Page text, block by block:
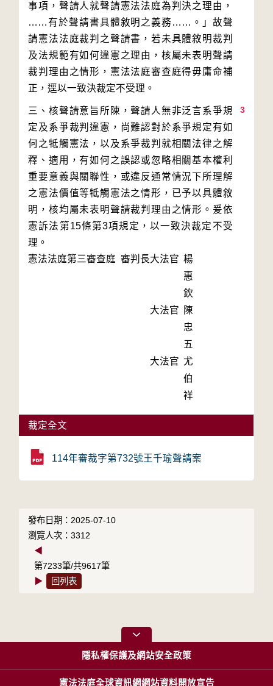
事項，聲請人就聲請憲法法庭為判決之理由，
……有於聲請書具體敘明之義務……。」故聲
請憲法法庭裁判之聲請書，若未具體敘明裁判
及法規範有如何違憲之理由，核屬未表明聲請
裁判理由之情形，憲法法庭審查庭得毋庸命補
3
三、核聲請意旨所陳，聲請人無非泛言系爭規
定及系爭裁判違憲，尚難認對於系爭規定有如
何之牴觸憲法，以及系爭裁判就相關法律之解
釋、適用，有如何之誤認或忽略相關基本權利
重要意義與關聯性，或違反通常情況下所理解
之憲法價值等牴觸憲法之情形，已予以具體敘
明，核均屬未表明聲請裁判理由之情形。爰依
憲訴法第15條第3項規定，以一致決裁定不受
理。
憲法法庭第三審查庭 審判長大法官 楊
惠
欽
大法官
陳
忠
五
大法官 尤
伯
祥
裁定全文
114年審裁字第732號王千瑜聲請案
發布日期：2025-07-10
瀏覽人次：3312
◀
第7233筆/共9617筆
▶
回列表
隱私權保護及網站安全政策
憲法法庭全球資訊網網站資料開放宣告